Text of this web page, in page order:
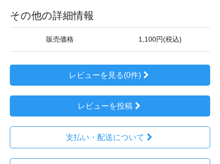
その他の詳細情報
販売価格 1,100円(税込)
レビューを見る(0件)
レビューを投稿
支払い・配送について